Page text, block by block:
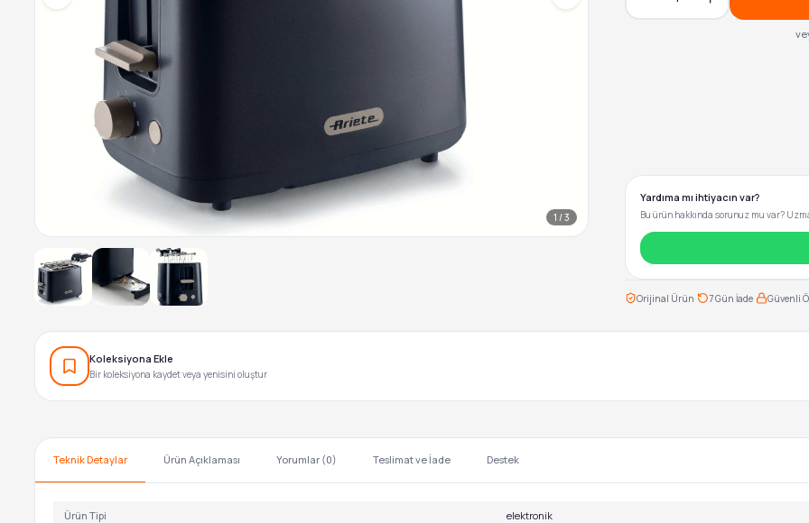
1 /3
Yardıma mı ihtiyacın var?
Bu ürün hakkında sorunuz mu var?
Orijinal Ürün 7 Gün İade Güvenli
Koleksiyona Ekle
Bir koleksiyona kaydet veya yenisini oluştur
Teknik Detaylar Ürün Açıklaması Yorumlar (0) Teslimat ve İade Destek
Ürün Tipi elektronik